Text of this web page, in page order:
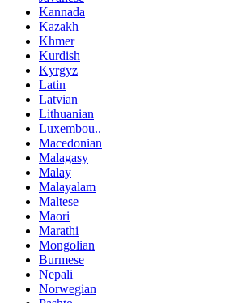
Kannada
Kazakh
Khmer
Kurdish
Kyrgyz
Latin
Latvian
Lithuanian
Luxembou..
Macedonian
Malagasy
Malay
Malayalam
Maltese
Maori
Marathi
Mongolian
Burmese
Nepali
Norwegian